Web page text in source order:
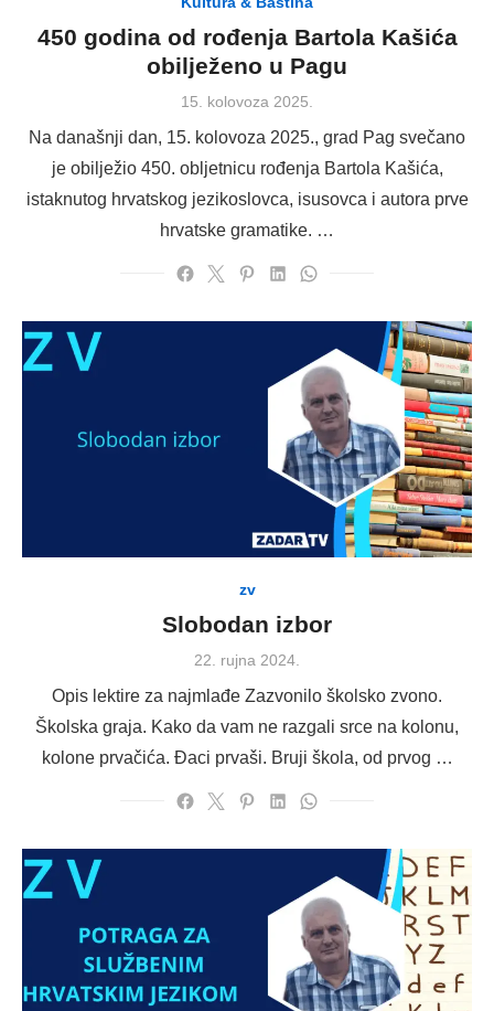
450 godina od rođenja Bartola Kašića
obilježeno u Pagu
Posted
15. kolovoza 2025.
Na današnji dan, 15. kolovoza 2025., grad Pag svečano
je obilježio 450. obljetnicu rođenja Bartola Kašića,
istaknutog hrvatskog jezikoslovca, isusovca i autora prve
hrvatske gramatike. …
zv
Slobodan izbor
Posted
22. rujna 2024.
Opis lektire za najmlađe Zazvonilo školsko zvono.
Školska graja. Kako da vam ne razgali srce na kolonu,
kolone prvačića. Đaci prvaši. Bruji škola, od prvog …